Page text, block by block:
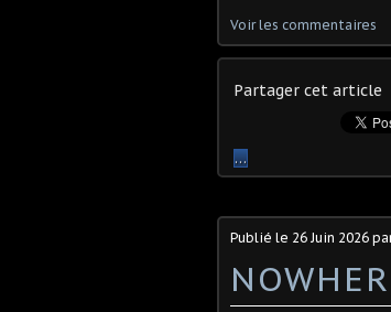
Voir les commentaires
Partager cet article
…
Publié le 26 Juin 2026